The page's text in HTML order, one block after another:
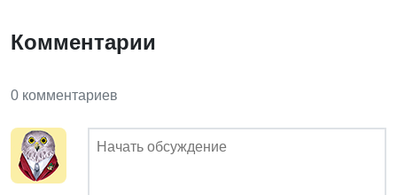
Комментарии
0 комментариев